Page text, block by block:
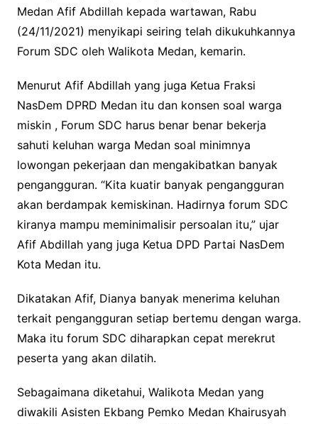
Medan Afif Abdillah kepada wartawan, Rabu
(24/11/2021) menyikapi seiring telah dikukuhkannya
Forum SDC oleh Walikota Medan, kemarin.
Menurut Afif Abdillah yang juga Ketua Fraksi
NasDem DPRD Medan itu dan konsen soal warga
miskin , Forum SDC harus benar benar bekerja
sahuti keluhan warga Medan soal minimnya
lowongan pekerjaan dan mengakibatkan banyak
pengangguran. “Kita kuatir banyak pengangguran
akan berdampak kemiskinan. Hadirnya forum SDC
kiranya mampu meminimalisir persoalan itu,” ujar
Afif Abdillah yang juga Ketua DPD Partai NasDem
Kota Medan itu.
Dikatakan Afif, Dianya banyak menerima keluhan
terkait pengangguran setiap bertemu dengan warga.
Maka itu forum SDC diharapkan cepat merekrut
peserta yang akan dilatih.
Sebagaimana diketahui, Walikota Medan yang
diwakili Asisten Ekbang Pemko Medan Khairusyah